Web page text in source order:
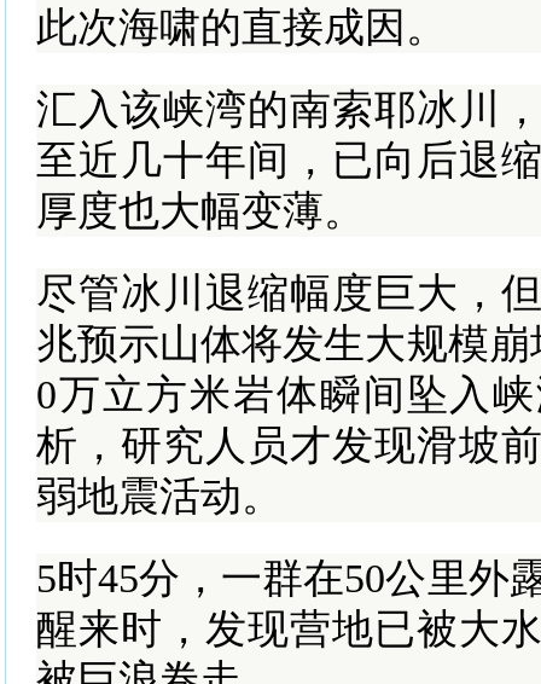
此次海啸的直接成因。
汇入该峡湾的南索耶冰川
至近几十年间，已向后退
厚度也大幅变薄。
尽管冰川退缩幅度巨大，
兆预示山体将发生大规模
0万立方米岩体瞬间坠入
析，研究人员才发现滑坡
弱地震活动。
5时45分，一群在50公里外
醒来时，发现营地已被大